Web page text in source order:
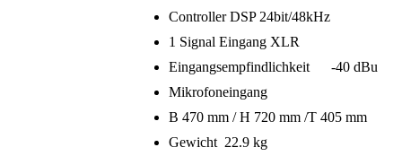
Controller DSP 24bit/48kHz
1 Signal Eingang XLR
Eingangsempfindlichkeit -40 dBu
Mikrofoneingang
B 470 mm / H 720 mm /T 405 mm
Gewicht 22.9 kg